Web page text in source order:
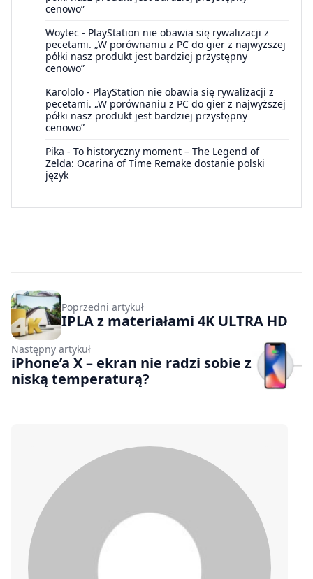
cenowo”
Woytec - PlayStation nie obawia się rywalizacji z
pecetami. „W porównaniu z PC do gier z najwyższej
półki nasz produkt jest bardziej przystępny
cenowo”
Karololo - PlayStation nie obawia się rywalizacji z
pecetami. „W porównaniu z PC do gier z najwyższej
półki nasz produkt jest bardziej przystępny
cenowo”
Pika - To historyczny moment – The Legend of
Zelda: Ocarina of Time Remake dostanie polski
język
Poprzedni artykuł
IPLA z materiałami 4K ULTRA HD
Następny artykuł
iPhone’a X – ekran nie radzi sobie z
niską temperaturą?